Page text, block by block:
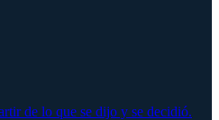
de lo que se dijo y se decidió.